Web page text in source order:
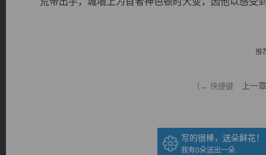
推
（← 快捷键 上一章
写的很棒，送朵鲜花！
我有0朵送出一朵